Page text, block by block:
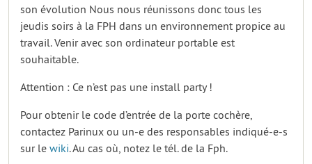
son évolution Nous nous réunissons donc tous les
jeudis soirs à la FPH dans un environnement propice au
travail. Venir avec son ordinateur portable est
souhaitable.
Attention : Ce n’est pas une install party !
Pour obtenir le code d’entrée de la porte cochère,
contactez Parinux ou un-e des responsables indiqué-e-s
sur le wiki. Au cas où, notez le tél. de la Fph.